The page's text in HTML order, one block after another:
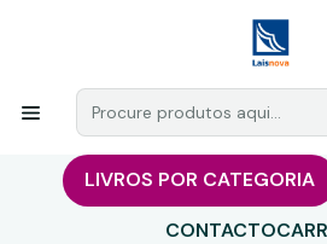
LIVROS POR CATEGORIA
CONTACTO